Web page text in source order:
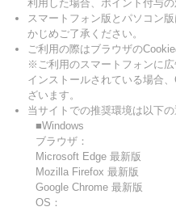
利用した場合、ポイント付与
スマートフォン版とパソコン
かじめご了承ください。
ご利用の際はブラウザの
※ご利用のスマートフォンに
インストールされている場合
ざいます。
当サイトでの推奨環境は以下の
■Windows
ブラウザ：
Microsoft Edge 最新版
Mozilla Firefox 最新版
Google Chrome 最新版
OS：